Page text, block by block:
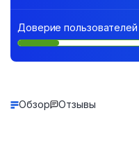
Доверие пользователей
Обзор Отзывы